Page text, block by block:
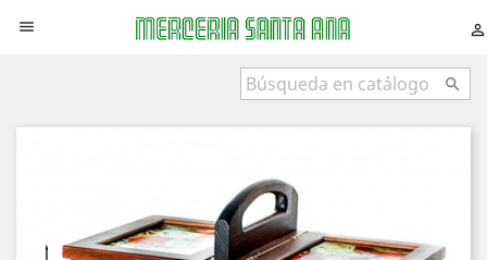
 
